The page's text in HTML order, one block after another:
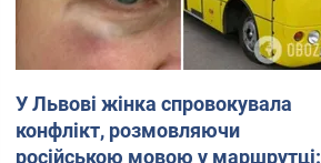
У Львові жінка спровокувала
конфлікт, розмовляючи
російською мовою у маршрутці: